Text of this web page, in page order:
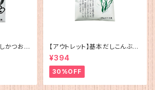
かつお
【アウトレット】基本だしこんぶ（5
g×12）
¥394
30%OFF